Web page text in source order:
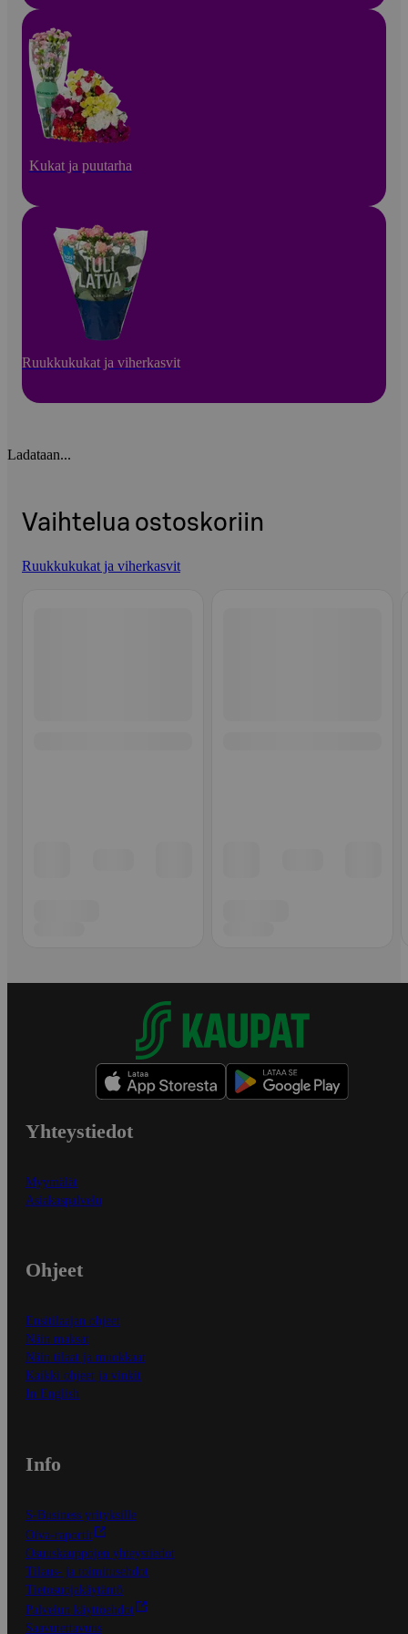
Kukat ja puutarha
Ruukkukukat ja viherkasvit
Ladataan...
Vaihtelua ostoskoriin
Ruukkukukat ja viherkasvit
Yhteystiedot
Myymälät
Asiakaspalvelu
Ohjeet
Ensitilaajan ohjeet
Näin maksat
Näin tilaat ja muokkaat
Kaikki ohjeet ja vinkit
In English
Info
S-Business yrityksille
Oiva-raportit
Osuuskauppojen yhteystiedot
Tilaus- ja toimitusehdot
Tietosuojakäytäntö
Palvelun käyttöehdot
Saavutettavuus